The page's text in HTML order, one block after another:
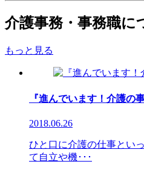
介護事務・事務職に
もっと見る
『進んでいます！介護の
2018.06.26
ひと口に介護の仕事とい
て自立や機･･･